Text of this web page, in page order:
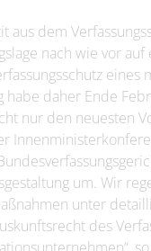
aus dem
nach wie vor
habe daher Ende
nur den neuesten
um. Wir
unter
des